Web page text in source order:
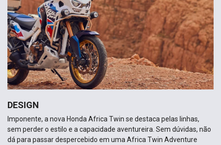
DESIGN
Imponente, a nova Honda Africa Twin se destaca pelas linhas,
sem perder o estilo e a capacidade aventureira. Sem dúvidas, não
dá para passar despercebido em uma Africa Twin Adventure